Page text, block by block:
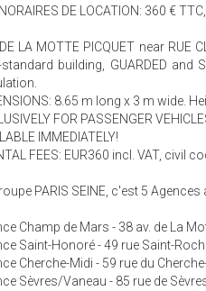
DE LOCATION: 360 €
LA MOTTE PICQUET near RUE
standard building, GUARDED and
8.65 m long x 3 m wide.
FOR PASSENGER
IMMEDIATELY!
FEES: EUR360 incl. VAT, civil
PARIS SEINE, c'est 5 Agences
Champ de Mars - 38 av. de La
Saint-Honoré - 49 rue Saint-Roch
Cherche-Midi - 59 rue du
Sèvres/Vaneau - 85 rue de